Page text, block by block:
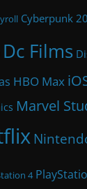
Cyberpunk
Dc Films
HBO Max
Marvel
4